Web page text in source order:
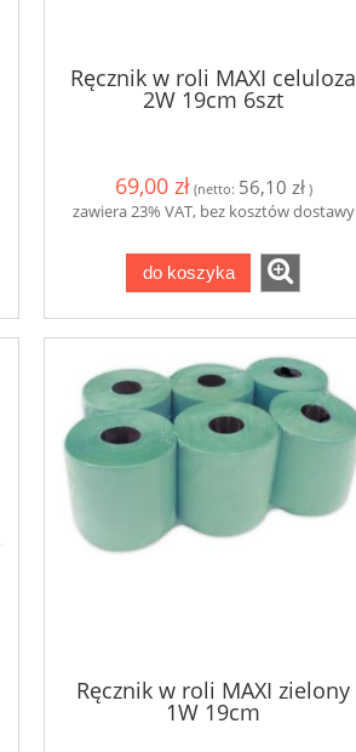
Ręcznik w roli MAXI celuloza
2W 19cm 6szt
69,00 zł (netto: 56,10 zł)
zawiera 23% VAT, bez kosztów dostawy
do koszyka
Ręcznik w roli MAXI zielony
1W 19cm